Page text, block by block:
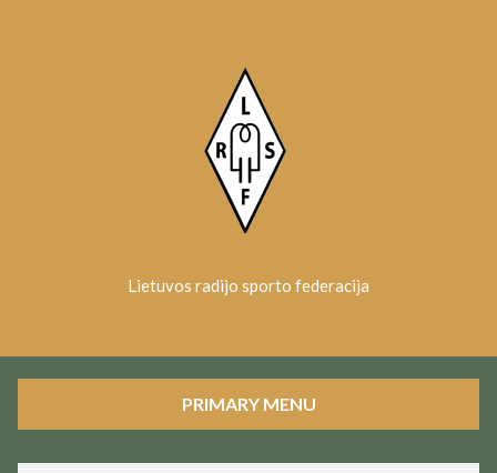
Lietuvos radijo sporto federacija
PRIMARY MENU